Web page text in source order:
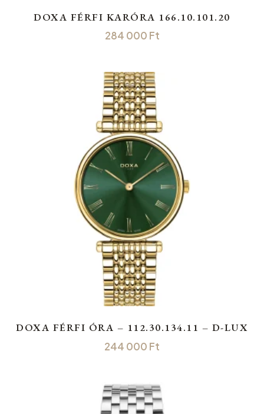
DOXA FÉRFI KARÓRA 166.10.101.20
284 000 Ft
DOXA FÉRFI ÓRA – 112.30.134.11 – D-LUX
244 000 Ft